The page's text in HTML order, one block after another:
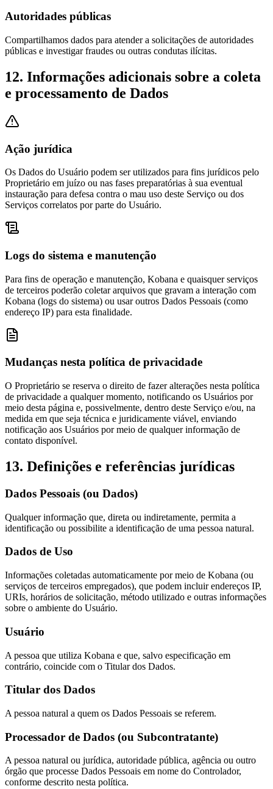
Autoridades públicas
Compartilhamos dados para atender a solicitações de autoridades
públicas e investigar fraudes ou outras condutas ilícitas.
12. Informações adicionais sobre a coleta
e processamento de Dados
Ação jurídica
Os Dados do Usuário podem ser utilizados para fins jurídicos pelo
Proprietário em juízo ou nas fases preparatórias à sua eventual
instauração para defesa contra o mau uso deste Serviço ou dos
Serviços correlatos por parte do Usuário.
Logs do sistema e manutenção
Para fins de operação e manutenção, Kobana e quaisquer serviços
de terceiros poderão coletar arquivos que gravam a interação com
Kobana (logs do sistema) ou usar outros Dados Pessoais (como
endereço IP) para esta finalidade.
Mudanças nesta política de privacidade
O Proprietário se reserva o direito de fazer alterações nesta política
de privacidade a qualquer momento, notificando os Usuários por
meio desta página e, possivelmente, dentro deste Serviço e/ou, na
medida em que seja técnica e juridicamente viável, enviando
notificação aos Usuários por meio de qualquer informação de
contato disponível.
13. Definições e referências jurídicas
Dados Pessoais (ou Dados)
Qualquer informação que, direta ou indiretamente, permita a
identificação ou possibilite a identificação de uma pessoa natural.
Dados de Uso
Informações coletadas automaticamente por meio de Kobana (ou
serviços de terceiros empregados), que podem incluir endereços IP,
URIs, horários de solicitação, método utilizado e outras informações
sobre o ambiente do Usuário.
Usuário
A pessoa que utiliza Kobana e que, salvo especificação em
contrário, coincide com o Titular dos Dados.
Titular dos Dados
A pessoa natural a quem os Dados Pessoais se referem.
Processador de Dados (ou Subcontratante)
A pessoa natural ou jurídica, autoridade pública, agência ou outro
órgão que processe Dados Pessoais em nome do Controlador,
conforme descrito nesta política.